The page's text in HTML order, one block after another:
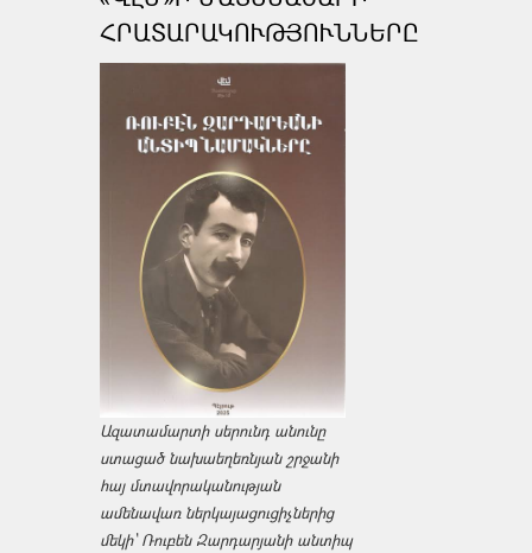
ՀՐԱՏԱՐԱԿՈՒԹՅՈՒՆՆԵՐԸ
Ազատամարտի սերունդ անունը
ստացած նախաեղեռնյան շրջանի
հայ մտավորականության
ամենավառ ներկայացուցիչներից
մեկի՝ Ռուբեն Զարդարյանի անտիպ